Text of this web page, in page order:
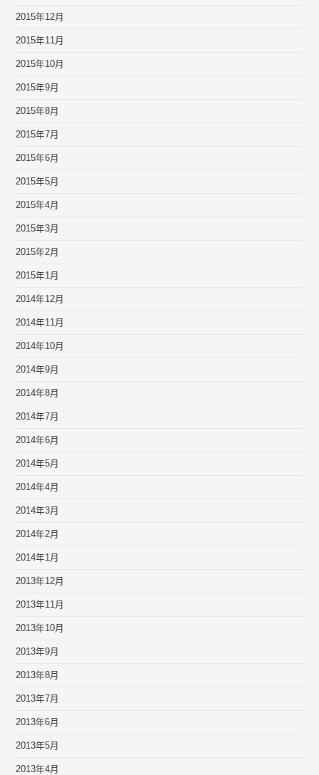
2015年12月
2015年11月
2015年10月
2015年9月
2015年8月
2015年7月
2015年6月
2015年5月
2015年4月
2015年3月
2015年2月
2015年1月
2014年12月
2014年11月
2014年10月
2014年9月
2014年8月
2014年7月
2014年6月
2014年5月
2014年4月
2014年3月
2014年2月
2014年1月
2013年12月
2013年11月
2013年10月
2013年9月
2013年8月
2013年7月
2013年6月
2013年5月
2013年4月